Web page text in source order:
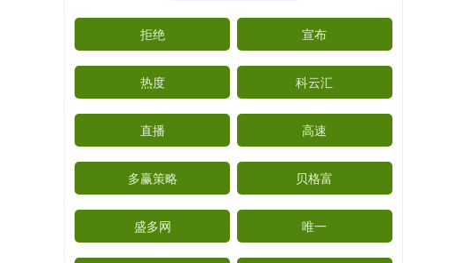
拒绝 宣布
热度 科云汇
直播 高速
多赢策略 贝格富
盛多网 唯一